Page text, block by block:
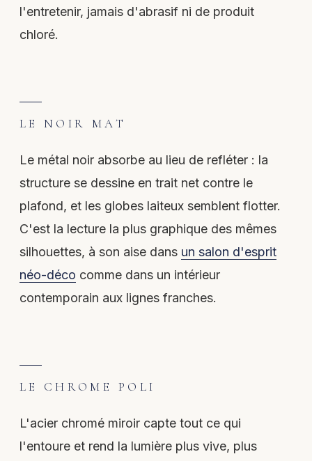
l'entretenir, jamais d'abrasif ni de produit
chloré.
LE NOIR MAT
Le métal noir absorbe au lieu de refléter : la
structure se dessine en trait net contre le
plafond, et les globes laiteux semblent flotter.
C'est la lecture la plus graphique des mêmes
silhouettes, à son aise dans un salon d'esprit
néo-déco comme dans un intérieur
contemporain aux lignes franches.
LE CHROME POLI
L'acier chromé miroir capte tout ce qui
l'entoure et rend la lumière plus vive, plus